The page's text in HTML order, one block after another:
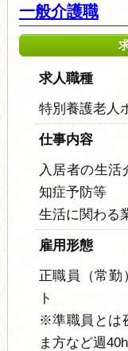
一般介護職
求人職種
特別養護老
仕事内容
入居者の生
知症予防等
生活に関わる
雇用形態
正職員（常
ト
※準職員とは
ま方など週